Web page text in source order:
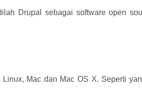
Drupal sebagai software open
Mac dan Mac OS X. Seperti